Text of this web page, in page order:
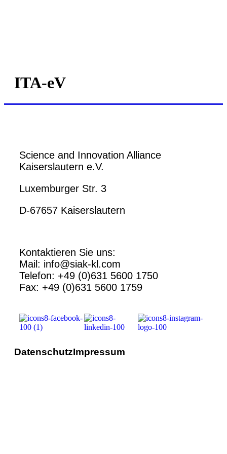
ITA-eV
Science and Innovation Alliance
Kaiserslautern e.V.
Luxemburger Str. 3
D-67657 Kaiserslautern
Kontaktieren Sie uns:
Mail: info@siak-kl.com
Telefon: +49 (0)631 5600 1750
Fax: +49 (0)631 5600 1759
DatenschutzImpressum